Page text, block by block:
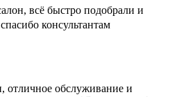
всё быстро подобрали и
консультантам
обслуживание и